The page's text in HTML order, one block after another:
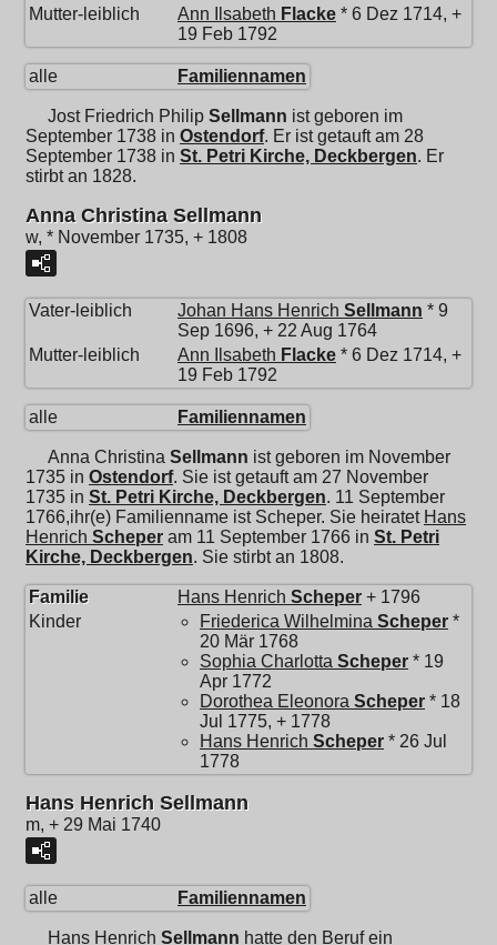
Mutter-leiblich
Ann Ilsabeth Flacke * 6 Dez 1714, +
19 Feb 1792
alle Familiennamen
Jost Friedrich Philip Sellmann ist geboren im
September 1738 in Ostendorf. Er ist getauft am 28
September 1738 in St. Petri Kirche, Deckbergen. Er
stirbt an 1828.
Anna Christina Sellmann
w, * November 1735, + 1808
Vater-leiblich Johan Hans Henrich Sellmann * 9
Sep 1696, + 22 Aug 1764
Mutter-leiblich
Ann Ilsabeth Flacke * 6 Dez 1714, +
19 Feb 1792
alle Familiennamen
Anna Christina Sellmann ist geboren im November
1735 in Ostendorf. Sie ist getauft am 27 November
1735 in St. Petri Kirche, Deckbergen. 11 September
1766,ihr(e) Familienname ist Scheper. Sie heiratet Hans
Henrich Scheper am 11 September 1766 in St. Petri
Kirche, Deckbergen. Sie stirbt an 1808.
Familie Hans Henrich Scheper + 1796
Kinder
Friederica Wilhelmina Scheper *
20 Mär 1768
Sophia Charlotta Scheper * 19
Apr 1772
Dorothea Eleonora Scheper * 18
Jul 1775, + 1778
Hans Henrich Scheper * 26 Jul
1778
Hans Henrich Sellmann
m, + 29 Mai 1740
alle Familiennamen
Hans Henrich Sellmann hatte den Beruf ein